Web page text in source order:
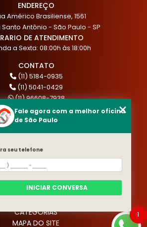
ENDEREÇO
Américo Brasiliense, 1561
Antônio - São Paulo - SP
DE ATENDIMENTO
a Sexta: 08:00h às 18:00h
CONTATO
(11) 5184-0935
(11) 5041-0429
(11) 96608-7938
MENU
HOME
QUEM SOMOS
SERVIÇOS
BLOG
CATEGORIAS
MAPA DO SITE
1
Fale agora com a melhor oficina
de São Paulo
seu telefone
INICIAR CONVERSA